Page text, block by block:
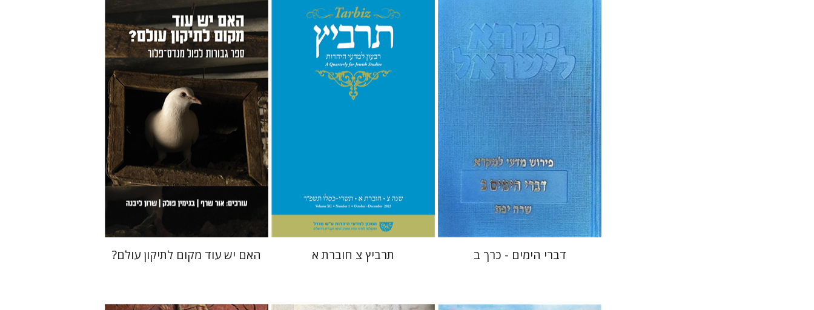
שרה יפת
הנחת אתר ספר מודפס
דברי הימים - כרך ב
מיכאל סיגל יהונתן גארב
$31
$28
תרביץ צ חוברת א
שרון ליבנה בנימין פולק אור שרף
הנחת אתר ספר מודפס
$40
$36
האם יש עוד מקום לתיקון עולם?